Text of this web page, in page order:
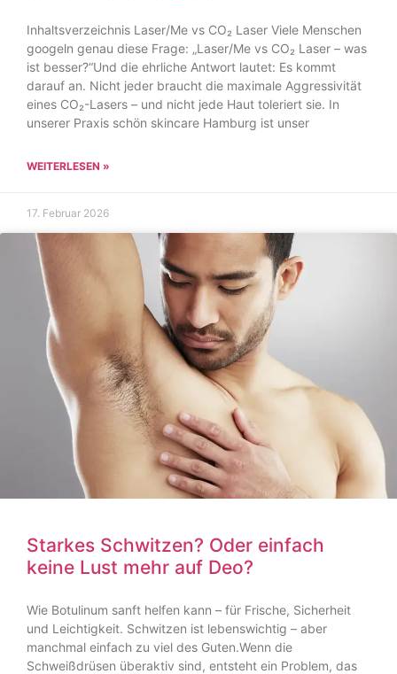
Inhaltsverzeichnis Laser/Me vs CO₂ Laser Viele Menschen
googeln genau diese Frage: „Laser/Me vs CO₂ Laser – was
ist besser?“Und die ehrliche Antwort lautet: Es kommt
darauf an. Nicht jeder braucht die maximale Aggressivität
eines CO₂-Lasers – und nicht jede Haut toleriert sie. In
unserer Praxis schön skincare Hamburg ist unser
WEITERLESEN »
17. Februar 2026
Starkes Schwitzen? Oder einfach
keine Lust mehr auf Deo?
Wie Botulinum sanft helfen kann – für Frische, Sicherheit
und Leichtigkeit. Schwitzen ist lebenswichtig – aber
manchmal einfach zu viel des Guten.Wenn die
Schweißdrüsen überaktiv sind, entsteht ein Problem, das